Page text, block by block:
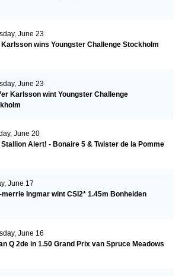
June 23
Karlsson wins Youngster Challenge Stockholm
June 23
Karlsson wint Youngster Challenge
June 20
Stallion Alert! - Bonaire 5 & Twister de la Pomme
June 17
merrie Ingmar wint CSI2* 1.45m Bonheiden
June 16
Q 2de in 1.50 Grand Prix van Spruce Meadows